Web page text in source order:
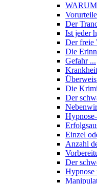
Vorurteile
Der
Ist jeder
Der freie
Die
Gefahr ...
Die
Der
Einzel
Anzahl
Der
Hypnose